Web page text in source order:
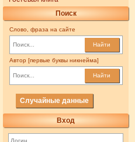
Поиск
Слово, фраза на сайте
Найти
Автор [первые буквы никнейма]
Найти
Случайные данные
Вход